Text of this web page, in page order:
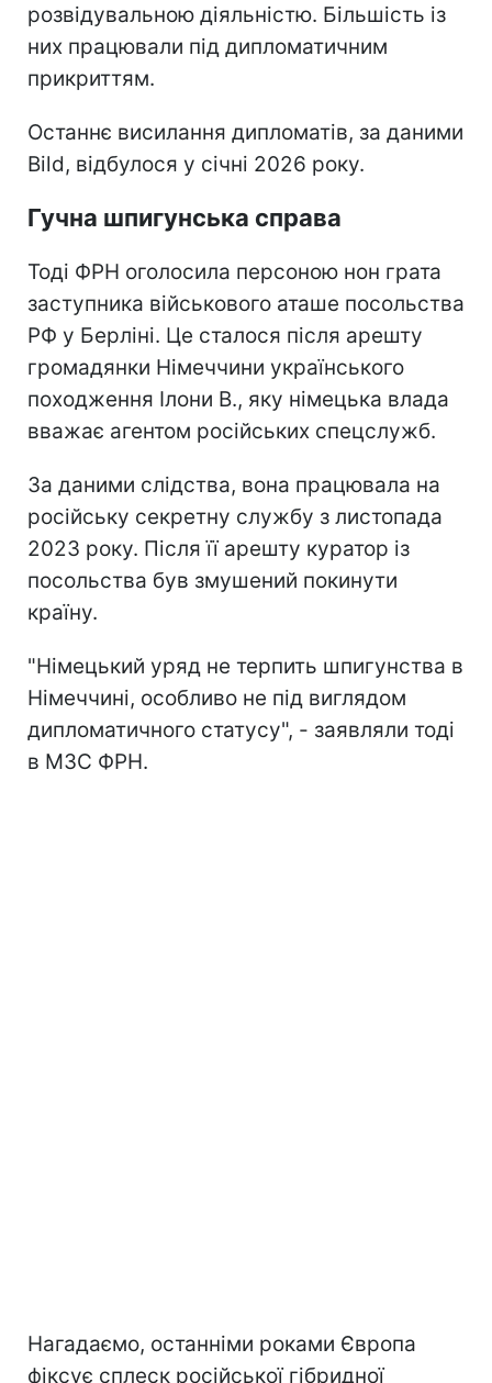
розвідувальною діяльністю. Більшість із
них працювали під дипломатичним
прикриттям.
Останнє висилання дипломатів, за даними
Bild, відбулося у січні 2026 року.
Гучна шпигунська справа
Тоді ФРН оголосила персоною нон грата
заступника військового аташе посольства
РФ у Берліні. Це сталося після арешту
громадянки Німеччини українського
походження Ілони В., яку німецька влада
вважає агентом російських спецслужб.
За даними слідства, вона працювала на
російську секретну службу з листопада
2023 року. Після її арешту куратор із
посольства був змушений покинути
країну.
"Німецький уряд не терпить шпигунства в
Німеччині, особливо не під виглядом
дипломатичного статусу", - заявляли тоді
в МЗС ФРН.
Нагадаємо, останніми роками Європа
фіксує сплеск російської гібридної